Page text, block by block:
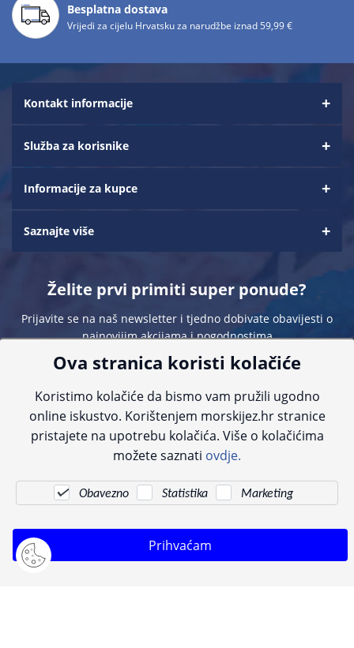
Besplatna dostava
Vrijedi za cijelu Hrvatsku za narudžbe iznad 59,99 €
Kontakt informacije
Služba za korisnike
Informacije za kupce
Saznajte više
Želite prvi primiti super ponude?
Prijavite se na naš newsletter i tjedno dobivate obavijesti o
najnovijim akcijama i pogodnostima
Sve navedene cijene sadrže PDV. Pokušavamo osigurati što preciznije
informacije, ali zbog tehnoloških ograničenja ne možemo garantirati potpunu
kontaktirajte nas putem telefona:+385 23 231 761ili e-maila:info@morskijez.hr
Ova stranica koristi kolačiće
Koristimo kolačiće da bismo vam pružili ugodno
online iskustvo. Korištenjem morskijez.hr stranice
pristajete na upotrebu kolačića. Više o kolačićima
možete saznati ovdje.
Obavezno Statistika Marketing
Prihvaćam